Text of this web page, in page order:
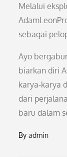
Melalui
sebagai
Ayo
biarkan diri
karya-karya
dari
baru dalam
Byadmin